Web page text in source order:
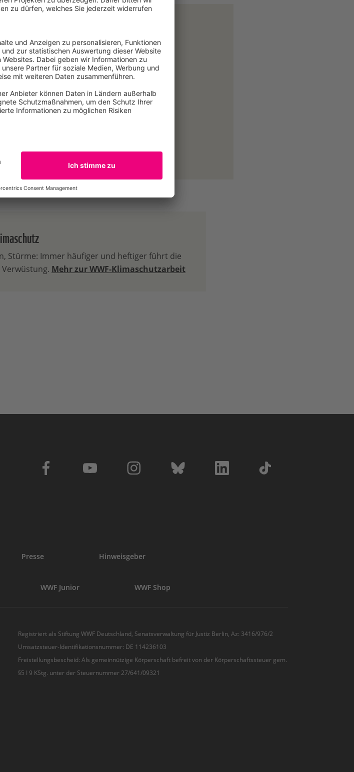
Energiepolitik / Berlin
Stürme: Immer häufiger und heftiger führt die
Mehr zur WWF-Klimaschutzarbeit
Presse Hinweisgeber
WWF Junior WWF Shop
Registriert als Stiftung WWF Deutschland, Senatsverwaltung für Justiz Berlin, Az: 3416/976/2
Umsatzsteuer-Identifikationsnummer: DE 114236103
Freistellungsbescheid: Als gemeinnützige Körperschaft befreit von der Körperschaftssteuer gem.
§5 I 9 KStg. unter der Steuernummer 27/641/09321